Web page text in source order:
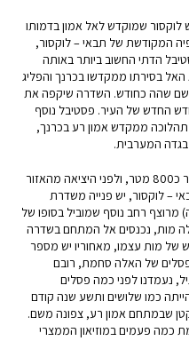
שמוקדש לאל אמון בדמותו
המקודשת של תבאי – לוקסור,
הדתי החשוב ביותר באותה
בסירתו ממקדשו בכרנך והפליג
שהה כחודש. השדרה שיקפה את
החדש של העיר. פסטיבל נוסף
ממקדש אמון רע בכרנך,
המערבית.
כשמתקדמים דרומה לאורך השדרה, לאחר כ800 מטר, ולפני היציאה מהאזור
לוקסור, יש פנייה משדרת
רחב נוסף שמוביל בסופו של
נכנסים אל המתחם בשדרה
מות עצמו, מאחוריו יש מספר
של האלה סחמת, רובם
נעמדנו לפני כמה פסלים
כמו שלושים ותשע שנה קודם
שבמתחם אמון רע, צפונה משם.
פעמים במוזיאון הממצרי